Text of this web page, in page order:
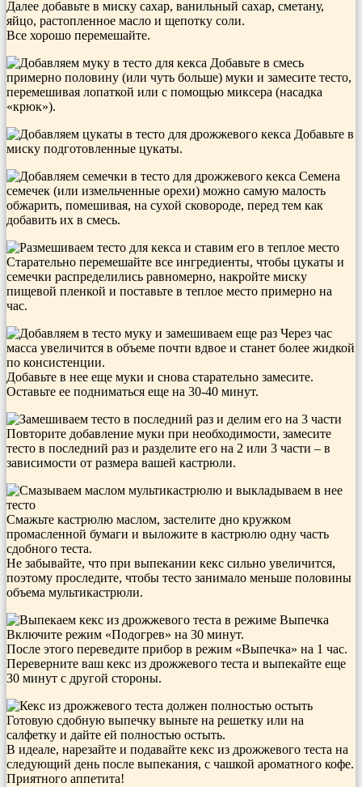
Далее добавьте в миску сахар, ванильный сахар, сметану,
яйцо, растопленное масло и щепотку соли.
Все хорошо перемешайте.
Добавьте в смесь
примерно половину (или чуть больше) муки и замесите тесто,
перемешивая лопаткой или с помощью миксера (насадка
«крюк»).
Добавьте в
миску подготовленные цукаты.
Семена
семечек (или измельченные орехи) можно самую малость
обжарить, помешивая, на сухой сковороде, перед тем как
добавить их в смесь.
Старательно перемешайте все ингредиенты, чтобы цукаты и
семечки распределились равномерно, накройте миску
пищевой пленкой и поставьте в теплое место примерно на
час.
Через час
масса увеличится в объеме почти вдвое и станет более жидкой
по консистенции.
Добавьте в нее еще муки и снова старательно замесите.
Оставьте ее подниматься еще на 30-40 минут.
Повторите добавление муки при необходимости, замесите
тесто в последний раз и разделите его на 2 или 3 части – в
зависимости от размера вашей кастрюли.
Смажьте кастрюлю маслом, застелите дно кружком
промасленной бумаги и выложите в кастрюлю одну часть
сдобного теста.
Не забывайте, что при выпекании кекс сильно увеличится,
поэтому проследите, чтобы тесто занимало меньше половины
объема мультикастрюли.
Включите режим «Подогрев» на 30 минут.
После этого переведите прибор в режим «Выпечка» на 1 час.
Переверните ваш кекс из дрожжевого теста и выпекайте еще
30 минут с другой стороны.
Готовую сдобную выпечку выньте на решетку или на
салфетку и дайте ей полностью остыть.
В идеале, нарезайте и подавайте кекс из дрожжевого теста на
следующий день после выпекания, с чашкой ароматного кофе.
Приятного аппетита!